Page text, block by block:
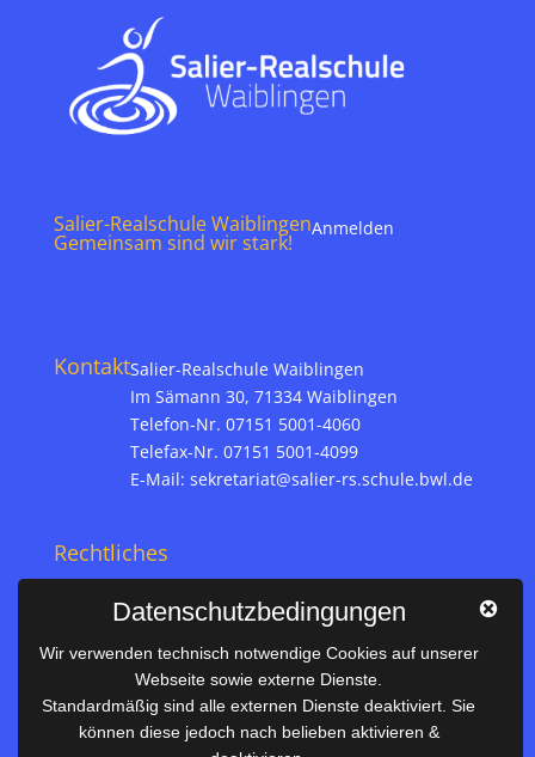
Salier-Realschule Waiblingen
Gemeinsam sind wir stark!
Anmelden
KontaktSalier-Realschule Waiblingen
Im Sämann 30, 71334 Waiblingen
Telefon-Nr. 07151 5001-4060
Telefax-Nr. 07151 5001-4099
E-Mail: sekretariat@salier-rs.schule.bwl.de
Rechtliches
Datenschutz
Nützliches
Vertretungsplan
Datenschutzbedingungen
Wir verwenden technisch notwendige Cookies auf unserer
Webseite sowie externe Dienste.
Standardmäßig sind alle externen Dienste deaktiviert. Sie
können diese jedoch nach belieben aktivieren &